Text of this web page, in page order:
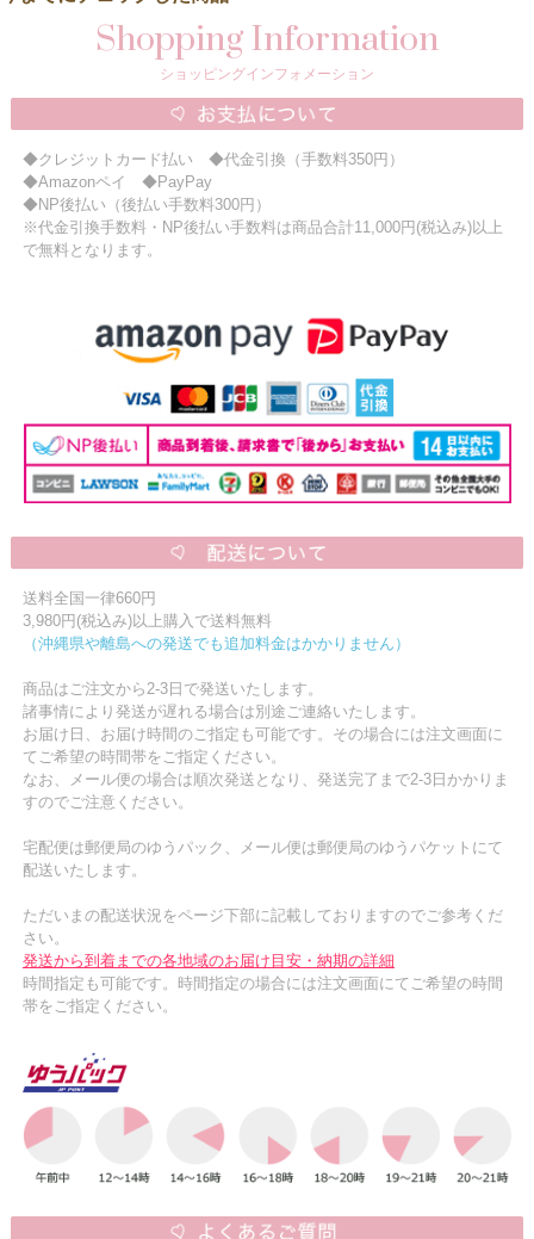
Shopping Information
ショッピングインフォメーション
◆クレジットカード払い ◆代金引換（手数料350円）
◆Amazonペイ ◆PayPay
◆NP後払い（後払い手数料300円）
※代金引換手数料・NP後払い手数料は商品合計11,000円(税込み)以上
で無料となります。
送料全国一律660円
3,980円(税込み)以上購入で送料無料
（沖縄県や離島への発送でも追加料金はかかりません）
商品はご注文から2-3日で発送いたします。
諸事情により発送が遅れる場合は別途ご連絡いたします。
お届け日、お届け時間のご指定も可能です。その場合には注文画面に
てご希望の時間帯をご指定ください。
なお、メール便の場合は順次発送となり、発送完了まで2-3日かかりま
すのでご注意ください。
宅配便は郵便局のゆうパック、メール便は郵便局のゆうパケットにて
配送いたします。
ただいまの配送状況をページ下部に記載しておりますのでご参考くだ
さい。
発送から到着までの各地域のお届け目安・納期の詳細
時間指定も可能です。時間指定の場合には注文画面にてご希望の時間
帯をご指定ください。